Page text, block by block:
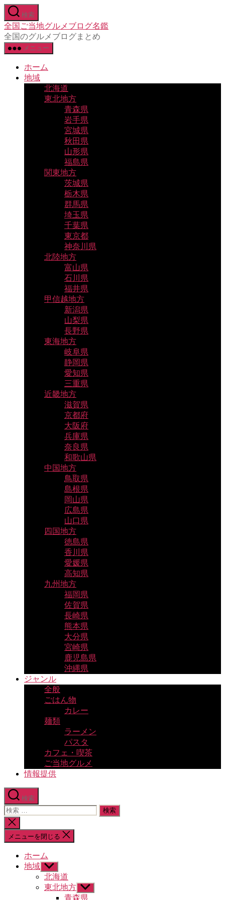
コ
ン
テ
ン
ツ
検索
全国ご当地グルメブログ名鑑
全国のグルメブログまとめ
メニュー
ホーム
地域
北海道
東北地方
青森県
岩手県
宮城県
秋田県
山形県
福島県
関東地方
茨城県
栃木県
群馬県
埼玉県
千葉県
東京都
神奈川県
北陸地方
富山県
石川県
福井県
甲信越地方
新潟県
山梨県
長野県
東海地方
岐阜県
静岡県
愛知県
三重県
近畿地方
滋賀県
京都府
大阪府
兵庫県
奈良県
和歌山県
中国地方
鳥取県
島根県
岡山県
広島県
山口県
四国地方
徳島県
香川県
愛媛県
高知県
九州地方
福岡県
佐賀県
長崎県
熊本県
大分県
宮崎県
鹿児島県
沖縄県
ジャンル
全般
ごはん物
カレー
麺類
ラーメン
パスタ
カフェ・喫茶
ご当地グルメ
情報提供
検索
検
索
対
象:
検
索
を
メニューを閉じる
ホーム
地域 サ
ブ
メ
北海道
東北地方 サ
ブ
青森県